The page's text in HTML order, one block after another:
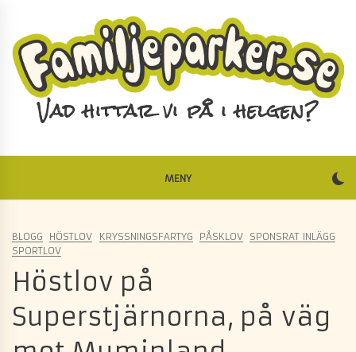
content
Vad hittar vi på i helgen?
MENY
BLOGG HÖSTLOV KRYSSNINGSFARTYG PÅSKLOV
SPONSRAT INLÄGG
SPORTLOV
Höstlov på
Superstjärnorna, på väg